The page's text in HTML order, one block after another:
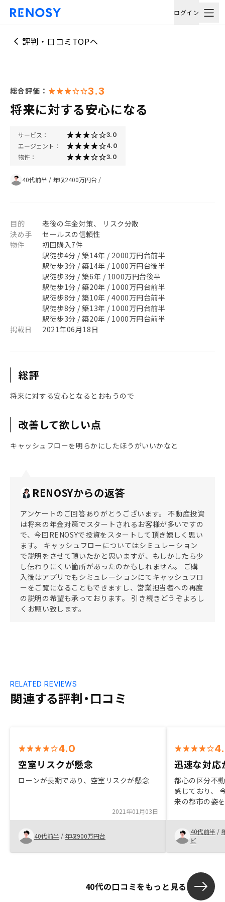
ログイン
評判・口コミTOPへ
総合評価： 3.3
将来に対する安心になる
サービス： 3.0
エージェント： 4.0
物件： 3.0
40代前半 / 年収2400万円台 /
目的
老後の年金対策、 リスク分散
決め手
セールスの信頼性
物件
初回購入7件
駅徒歩4分 / 築14年 / 2000万円台前半
駅徒歩3分 / 築14年 / 1000万円台後半
駅徒歩3分 / 築6年 / 1000万円台後半
駅徒歩1分 / 築20年 / 1000万円台前半
駅徒歩8分 / 築10年 / 4000万円台前半
駅徒歩8分 / 築13年 / 1000万円台前半
駅徒歩3分 / 築20年 / 1000万円台前半
掲載日
2021年06月18日
総評
将来に対する安心となるとおもうので
改善して欲しい点
キャッシュフローを明らかにしたほうがいいかなと
RENOSYからの返答
アンケートのご回答ありがとうございます。 不動産投資
は将来の年金対策でスタートされるお客様が多いですの
で、今回RENOSYで投資をスタートして頂き嬉しく思い
ます。 キャッシュフローについてはシミュレーション
で説明をさせて頂いたかと思いますが、もしかしたら少
し伝わりにくい箇所があったのかもしれません。 ご購
入後はアプリでもシミュレーションにてキャッシュフロ
ーをご覧になることもできますし、営業担当者への再度
の説明の希望も承っております。 引き続きどうぞよろし
くお願い致します。
関連する評判・口コミ
RELATED REVIEWS
4.0
空室リスクが懸念
ローンが長期であり、空室リスクが懸念
2021年01月03日
40代前半 / 年収900万円台
迅速な対応
都心の区分不
感じており、
来の都市の姿
にウォッチし
ることで 二
対応がイマイ
す。
40代前半 /
ビ
40代の口コミをもっと見る